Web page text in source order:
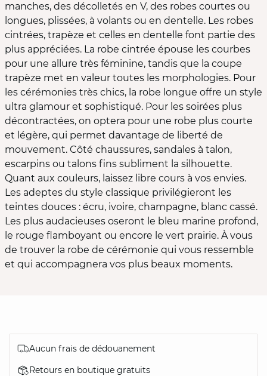
manches, des décolletés en V, des robes courtes ou
longues, plissées, à volants ou en dentelle. Les robes
cintrées, trapèze et celles en dentelle font partie des
plus appréciées. La robe cintrée épouse les courbes
pour une allure très féminine, tandis que la coupe
trapèze met en valeur toutes les morphologies. Pour
les cérémonies très chics, la robe longue offre un style
ultra glamour et sophistiqué. Pour les soirées plus
décontractées, on optera pour une robe plus courte
et légère, qui permet davantage de liberté de
mouvement. Côté chaussures, sandales à talon,
escarpins ou talons fins subliment la silhouette.
Quant aux couleurs, laissez libre cours à vos envies.
Les adeptes du style classique privilégieront les
teintes douces : écru, ivoire, champagne, blanc cassé.
Les plus audacieuses oseront le bleu marine profond,
le rouge flamboyant ou encore le vert prairie. À vous
de trouver la robe de cérémonie qui vous ressemble
et qui accompagnera vos plus beaux moments.
Aucun frais de dédouanement
Retours en boutique gratuits